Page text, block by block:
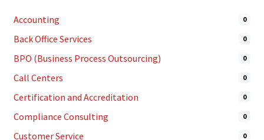
Login or Register
Privacy Policy
Accounting 0
Back Office Services 0
BPO (Business Process Outsourcing) 0
Call Centers 0
Certification and Accreditation 0
Compliance Consulting 0
Customer Service 0